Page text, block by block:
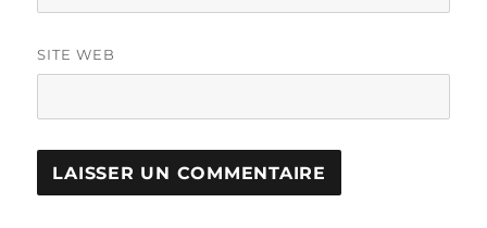
SITE WEB